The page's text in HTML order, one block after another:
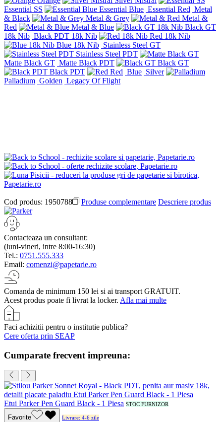
Essential SS
Essential Blue Essential Red Metal
& Black
Metal & Grey
Metal &
Red
Metal & Blue
Black GT
18k Nib Black PDT 18k Nib
Red 18k Nib
Blue 18k Nib Stainless Steel GT
Stainless Steel PDT
Matte Black GT Matte Black PDT
Black GT
Black PDT
Red Blue Silver
Palladium Golden Legacy Of Flight
Cod produs: 1950788 Produse complementare Descriere produs
Contacteaza un consultant:
(luni-vineri, intre 8:00-16:30)
Tel.: 0751.555.333
Email: comenzi@papetarie.ro
Comanda de minimum 150 lei si ai transport GRATUIT.
Acest produs poate fi livrat la locker. Afla mai multe
Faci achizitii pentru o institutie publica?
Cere oferta prin SEAP
Cumparate frecvent impreuna:
Etui Parker Pen Guard Black - 1 Piesa STOC FURNIZOR
Favorite Livrare: 4-6 zile